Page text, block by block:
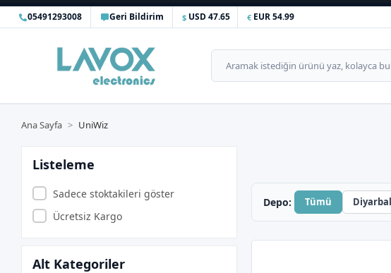
05491293008 Geri Bildirim USD 47.65 EUR 54.99
Ana Sayfa UniWiz
Listeleme
Sadece stoktakileri göster
Ücretsiz Kargo
Alt Kategoriler
Depo: Tümü